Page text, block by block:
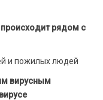
рядом с
и пожилых людей
вирусным